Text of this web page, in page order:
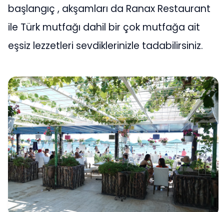
başlangıç , akşamları da Ranax Restaurant
ile Türk mutfağı dahil bir çok mutfağa ait
eşsiz lezzetleri sevdiklerinizle tadabilirsiniz.